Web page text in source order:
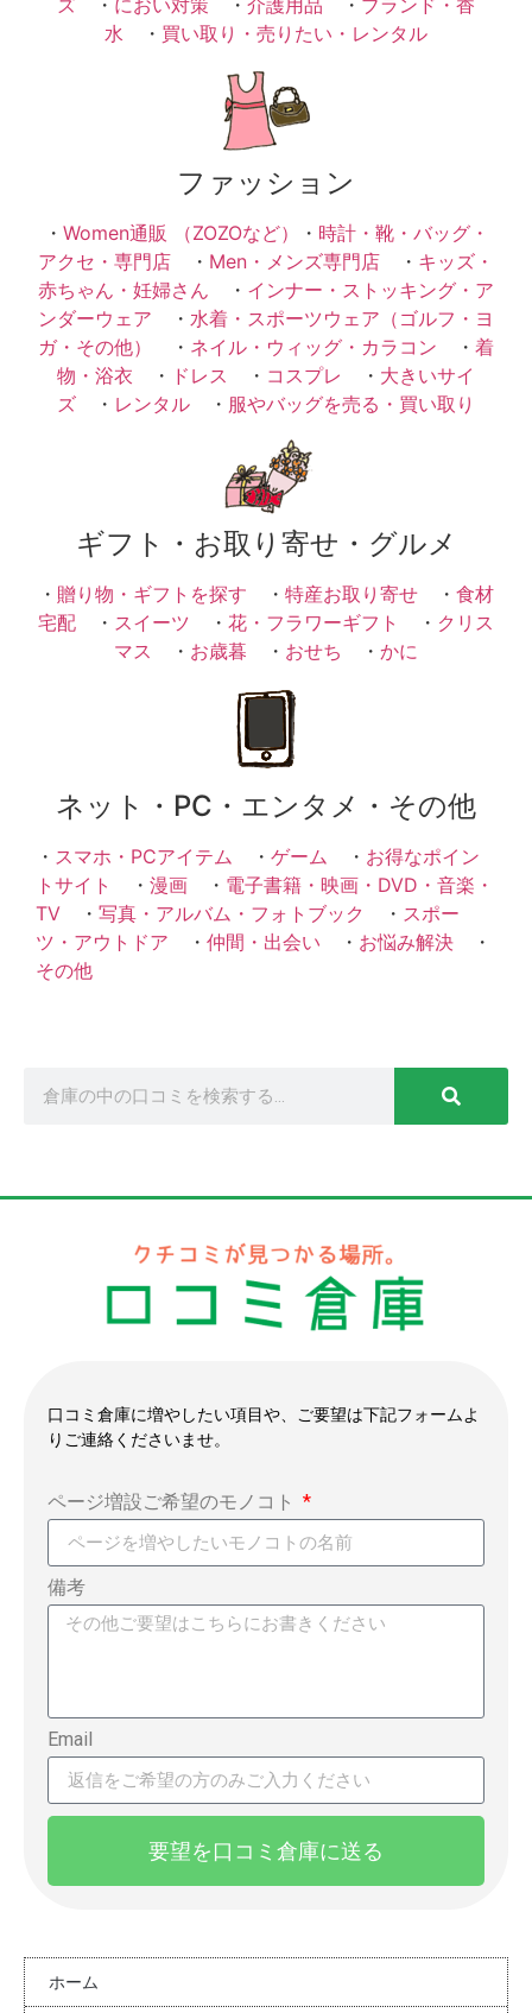
水 ・ 買い取り・売りたい・レンタル
ファッション
・ Women通販 （ZOZOなど） ・ 時計・靴・バッグ・
アクセ・専門店 ・ Men・メンズ専門店 ・ キッズ・
赤ちゃん・妊婦さん ・ インナー・ストッキング・ア
ンダーウェア ・ 水着・スポーツウェア（ゴルフ・ヨ
ガ・その他）
・ ネイル・ウィッグ・カラコン ・ 着
物・浴衣 ・ ドレス ・ コスプレ ・ 大きいサイ
ズ ・ レンタル ・ 服やバッグを売る・買い取り
ギフト・お取り寄せ・グルメ
・ 贈り物・ギフトを探す ・ 特産お取り寄せ ・ 食材
宅配 ・ スイーツ ・ 花・フラワーギフト ・ クリス
マス ・ お歳暮 ・ おせち ・ かに
ネット・PC・エンタメ・その他
・ スマホ・PCアイテム ・ ゲーム ・ お得なポイン
トサイト
・ 漫画 ・ 電子書籍・映画・DVD・音楽・
TV ・ 写真・アルバム・フォトブック ・ スポー
ツ・アウトドア ・ 仲間・出会い ・ お悩み解決 ・
その他
口コミ倉庫に増やしたい項目や、ご要望は下記フォームよ
りご連絡くださいませ。
ページ増設ご希望のモノコト
備考
Email
要望を口コミ倉庫に送る
ホーム